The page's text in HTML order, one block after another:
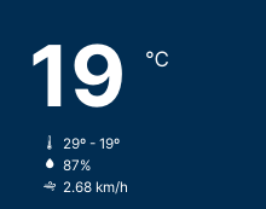
19 ℃
29º - 19º
87%
2.68 km/h